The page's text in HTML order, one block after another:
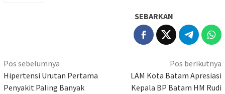
SEBARKAN
Navigasi
pos
Pos sebelumnya
Hipertensi Urutan Pertama
Penyakit Paling Banyak
Pos berikutnya
LAM Kota Batam Apresiasi
Kepala BP Batam HM Rudi